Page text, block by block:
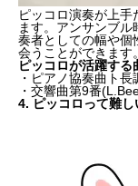
ピッコロ演奏が上
ます。アンサンブ
奏者としての幅や個
会うことができます。
ピッコロが活躍する
・ピアノ協奏曲ト
・交響曲第9番
4. ピッコロって難